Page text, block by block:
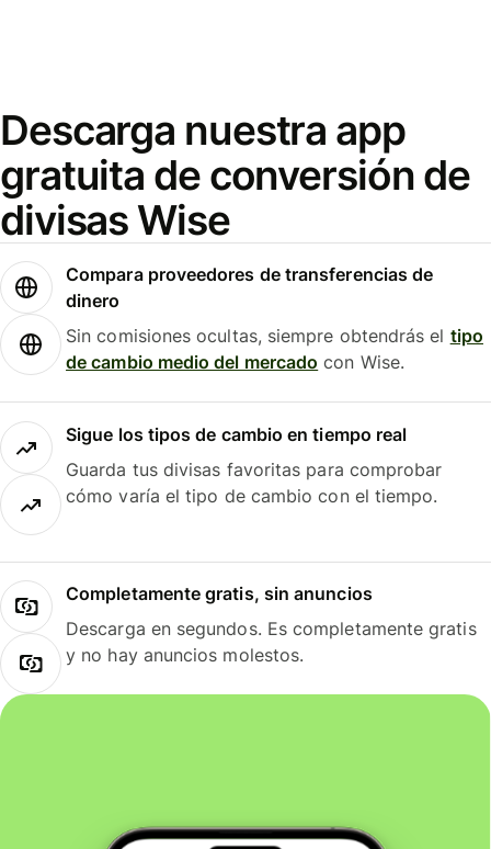
Descarga nuestra app
gratuita de conversión de
divisas Wise
Compara proveedores de transferencias de
dinero
Sin comisiones ocultas, siempre obtendrás el tipo
de cambio medio del mercado con Wise.
Sigue los tipos de cambio en tiempo real
Guarda tus divisas favoritas para comprobar
cómo varía el tipo de cambio con el tiempo.
Completamente gratis, sin anuncios
Descarga en segundos. Es completamente gratis
y no hay anuncios molestos.